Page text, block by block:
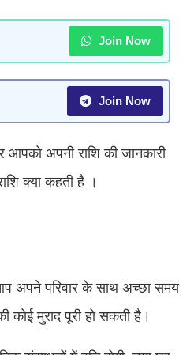
Join Now
Join Now
आपको अपनी राशि की जानकारी
क्या कहती है ।
अपने परिवार के साथ अच्छा समय
मुराद पूरी हो सकती है।